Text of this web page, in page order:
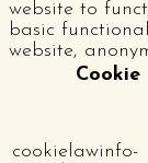
website to
basic
website,
Cookie
cookielawinfo-